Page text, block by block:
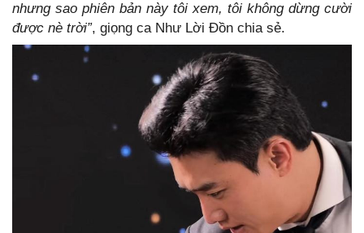
nhưng sao phiên bản này tôi xem, tôi không dừng cười
được nè trời”, giọng ca Như Lời Đồn chia sẻ.